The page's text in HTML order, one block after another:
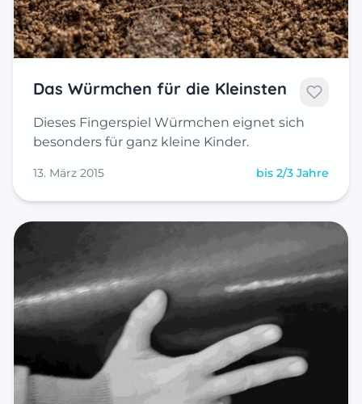
Das Würmchen für die Kleinsten
Dieses Fingerspiel Würmchen eignet sich
besonders für ganz kleine Kinder.
13. März 2015 bis 2/3 Jahre